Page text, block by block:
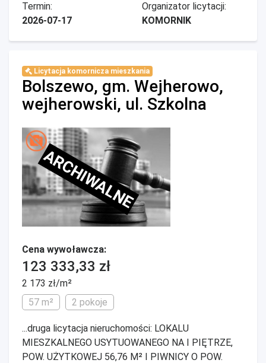
Termin:
2026-07-17
Organizator licytacji:
KOMORNIK
Licytacja komornicza mieszkania
Bolszewo, gm. Wejherowo,
wejherowski, ul. Szkolna
ARCHIWALNE
Cena wywoławcza:
123 333,33 zł
2 173 zł/m²
57 m²
2 pokoje
...druga licytacja nieruchomości: LOKALU
MIESZKALNEGO USYTUOWANEGO NA I PIĘTRZE,
POW. UŻYTKOWEJ 56,76 M² I PIWNICY O POW.